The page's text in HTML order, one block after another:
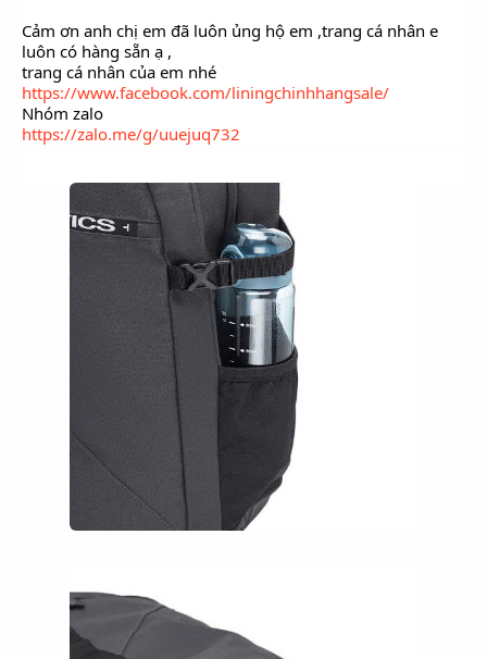
Cảm ơn anh chị em đã luôn ủng hộ em ,trang cá nhân e
luôn có hàng sẵn ạ ,
trang cá nhân của em nhé
https://www.facebook.com/liningchinhhangsale/
Nhóm zalo
https://zalo.me/g/uuejuq732